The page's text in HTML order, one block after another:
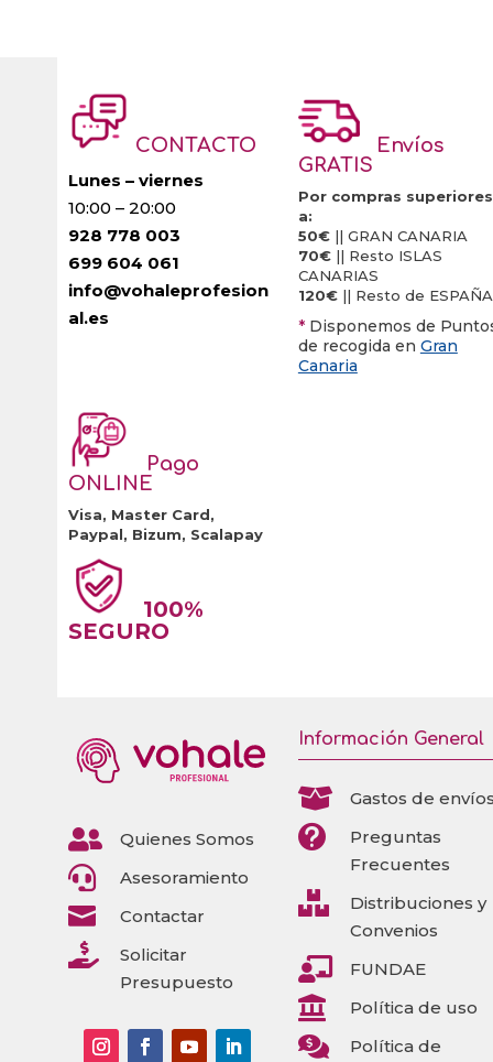
pueden
elegir
en
la
página
de
CONTACTO
Lunes – viernes
10:00 – 20:00
928 778 003
699 604 061
info@vohaleprofesion
al.es
Envíos
GRATIS
Por compras superiores
a:
50€|| GRAN CANARIA
70€|| Resto ISLAS
CANARIAS
120€|| Resto de ESPAÑA
* Disponemos de
de recogida en Gran
Canaria
Pago
ONLINE
Visa, Master Card,
Paypal, Bizum, Scalapay
100%
SEGURO
 Quienes Somos
 Asesoramiento
 Contactar

Solicitar
Presupuesto
Información General
 Gastos de

Preguntas
Frecuentes

Distribuciones y
Convenios
 FUNDAE
 Política de uso

Política de